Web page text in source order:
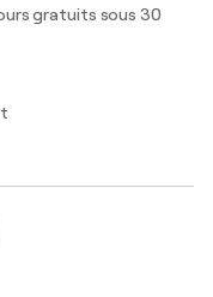
gratuits sous 30